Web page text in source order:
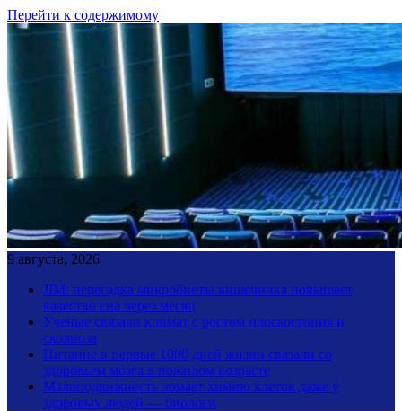
Перейти к содержимому
9 августа, 2026
JIM: пересадка микробиоты кишечника повышает
качество сна через месяц
Ученые связали климат с ростом плоскостопия и
сколиоза
Питание в первые 1000 дней жизни связали со
здоровьем мозга в пожилом возрасте
Малоподвижность ломает химию клеток даже у
здоровых людей — биологи